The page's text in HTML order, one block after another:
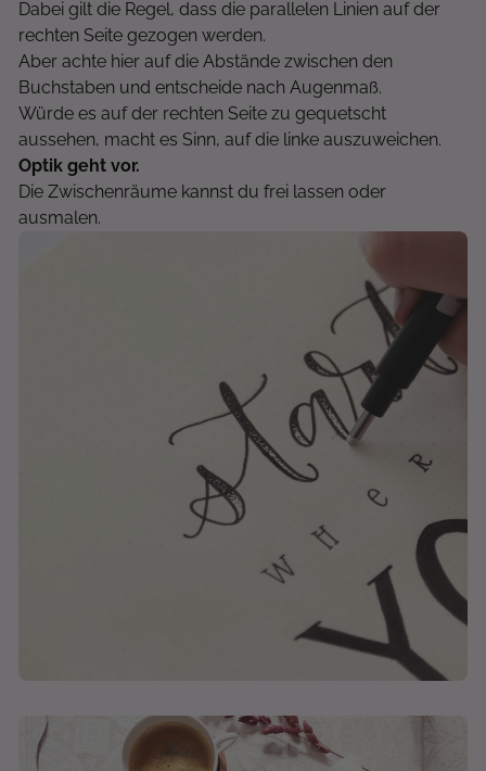
Dabei gilt die Regel, dass die parallelen Linien auf der
rechten Seite gezogen werden.
Aber achte hier auf die Abstände zwischen den
Buchstaben und entscheide nach Augenmaß.
Würde es auf der rechten Seite zu gequetscht
aussehen, macht es Sinn, auf die linke auszuweichen.
Optik geht vor.
Die Zwischenräume kannst du frei lassen oder
ausmalen.